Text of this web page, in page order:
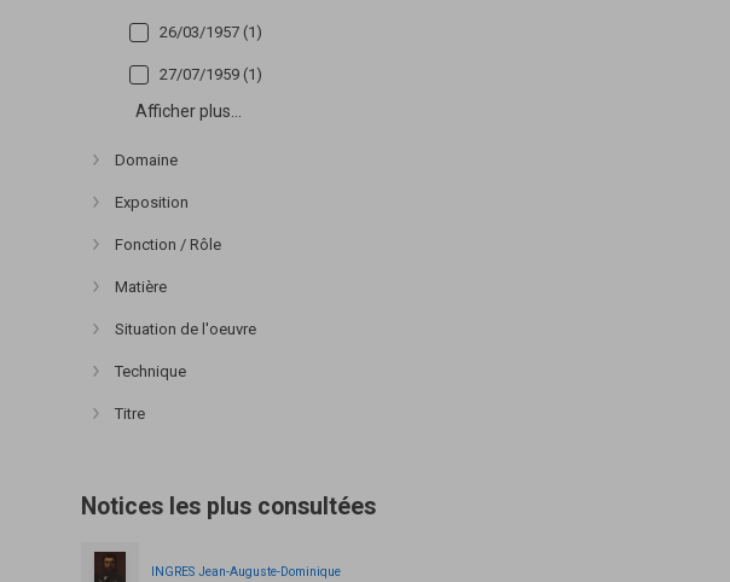
26/03/1957 (1)
27/07/1959 (1)
Afficher plus...
Afficher plus
Domaine
Afficher plus
Exposition
Afficher plus
Fonction / Rôle
Afficher plus
Matière
Afficher plus
Situation de l'oeuvre
Afficher plus
Technique
Afficher plus
Titre
Notices les plus consultées
INGRES Jean-Auguste-Dominique